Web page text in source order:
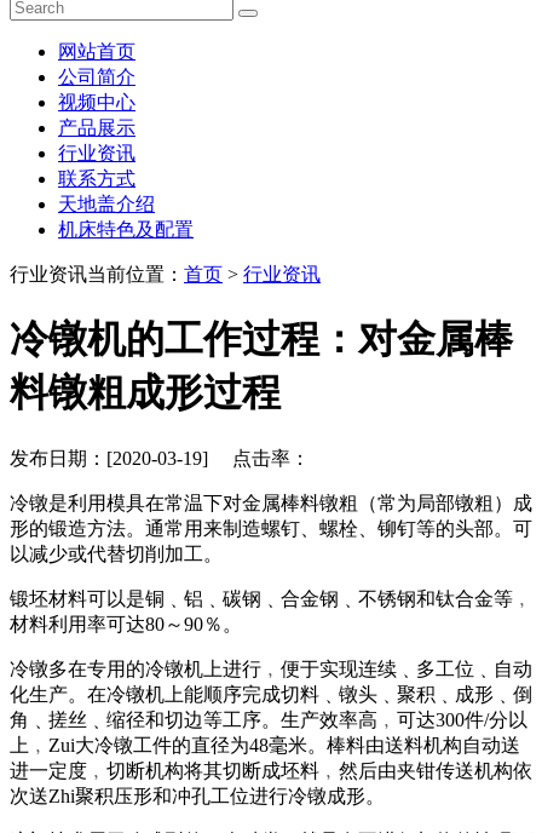
网站首页
公司简介
视频中心
产品展示
行业资讯
联系方式
天地盖介绍
机床特色及配置
行业资讯当前位置： 首页 > 行业资讯
冷镦机的工作过程：对金属棒
料镦粗成形过程
发布日期：[2020-03-19] 点击率：
冷镦是利用模具在常温下对金属棒料镦粗（常为局部镦粗）成
形的锻造方法。通常用来制造螺钉、螺栓、铆钉等的头部。可
以减少或代替切削加工。
锻坯材料可以是铜﹑铝﹑碳钢﹑合金钢﹑不锈钢和钛合金等﹐
材料利用率可达80～90％。
冷镦多在专用的冷镦机上进行﹐便于实现连续﹑多工位﹑自动
化生产。在冷镦机上能顺序完成切料﹑镦头﹑聚积﹑成形﹑倒
角﹑搓丝﹑缩径和切边等工序。生产效率高﹐可达300件/分以
上﹐Zui大冷镦工件的直径为48毫米。棒料由送料机构自动送
进一定度﹐切断机构将其切断成坯料﹐然后由夹钳传送机构依
次送Zhi聚积压形和冲孔工位进行冷镦成形。